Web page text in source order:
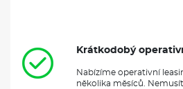
Krátkodobý
Nabízíme operativní
několika měsíců.